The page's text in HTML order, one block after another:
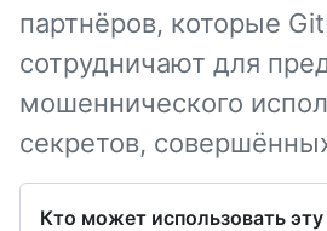
партнёров, которые
сотрудничают для
мошеннического
секретов,
Кто может использовать